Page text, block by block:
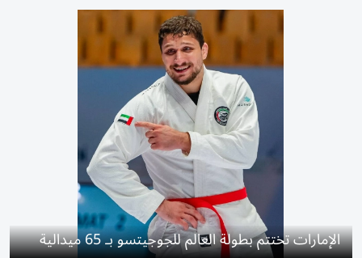
الإمارات تختتم بطولة العالم للجوجيتسو بـ 65 ميدالية